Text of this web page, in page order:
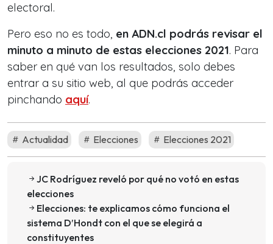
electoral.
Pero eso no es todo, en ADN.cl podrás revisar el
minuto a minuto de estas elecciones 2021. Para
saber en qué van los resultados, solo debes
entrar a su sitio web, al que podrás acceder
pinchando aquí.
Actualidad Elecciones Elecciones 2021
JC Rodríguez reveló por qué no votó en estas
elecciones
Elecciones: te explicamos cómo funciona el
sistema D’Hondt con el que se elegirá a
constituyentes